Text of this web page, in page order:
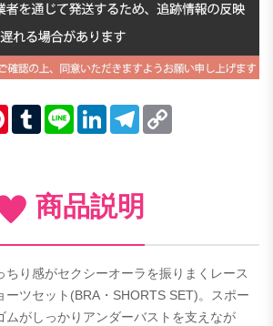
PinterestTumblrLine LinkedInTelegram
商品説明
ちり感がセクシーオーラを振りまくレース
ーツセット(BRA・SHORTS SET)。スポー
ムがしっかりアンダーバストを支えなが